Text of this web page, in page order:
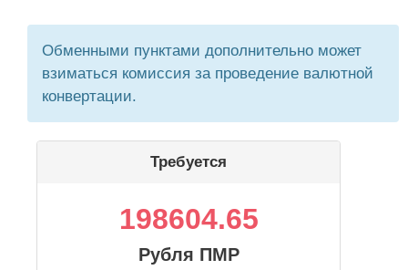
Обменными пунктами дополнительно может
взиматься комиссия за проведение валютной
конвертации.
Требуется
198604.65
Рубля ПМР